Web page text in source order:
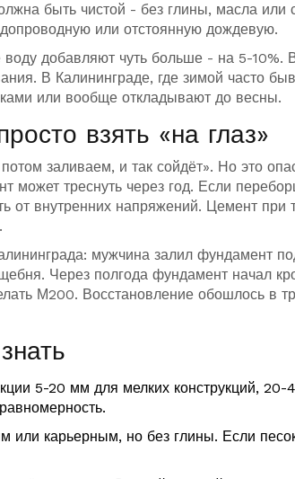
быть чистой - без глины, масла или
или отстоянную дождевую.
воду добавляют чуть больше - на 5-
В Калининграде, где зимой часто
или вообще откладывают до весны.
взять «на глаз»
заливаем, и так сойдёт». Но это
треснуть через год. Если
от внутренних напряжений. Цемент
мужчина залил фундамент
Через полгода фундамент начал
М200. Восстановление обошлось в
5-20 мм для мелких конструкций,
или карьерным, но без глины. Если